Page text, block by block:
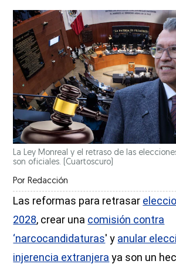
La Ley Monreal y el retraso de las
son oficiales.
(Cuartoscuro)
Por Redacción
Las reformas para retrasar
2028, crear una comisión contra
‘narcocandidaturas' y anular
injerencia extranjera ya son un